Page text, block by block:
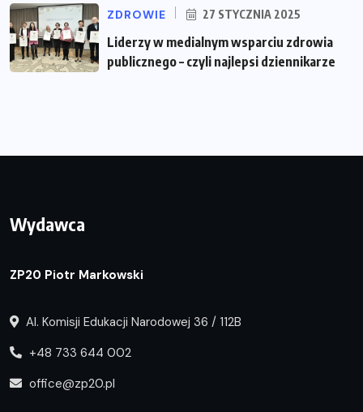
ZDROWIE 27 STYCZNIA 2025
Liderzy w medialnym wsparciu zdrowia
publicznego – czyli najlepsi dziennikarze
Wydawca
ZP20 Piotr Markowski
Al. Komisji Edukacji Narodowej 36 / 112B
+48 733 644 002
office@zp20.pl